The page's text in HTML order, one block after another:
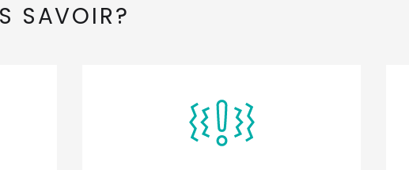
SAVOIR?